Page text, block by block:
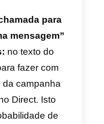
no Direct,
oferecer apoio
é possível fazê-